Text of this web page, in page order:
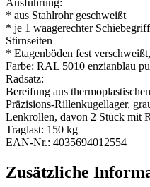
* aus Stahlrohr geschweißt
* je 1 waagerechter
Stirnseiten
* Etagenböden fest
Farbe: RAL 5010 enzianblau
Radsatz:
Bereifung aus
Präzisions-Rillenkugellager,
Lenkrollen, davon 2 Stück mit
Traglast: 150 kg
EAN-Nr.: 4035694012554
Zusätzliche